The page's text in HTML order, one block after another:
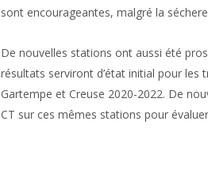
sont encourageantes, malgré la
De nouvelles stations ont aussi été
résultats serviront d’état initial pour les
Gartempe et Creuse 2020-2022. De
CT sur ces mêmes stations pour